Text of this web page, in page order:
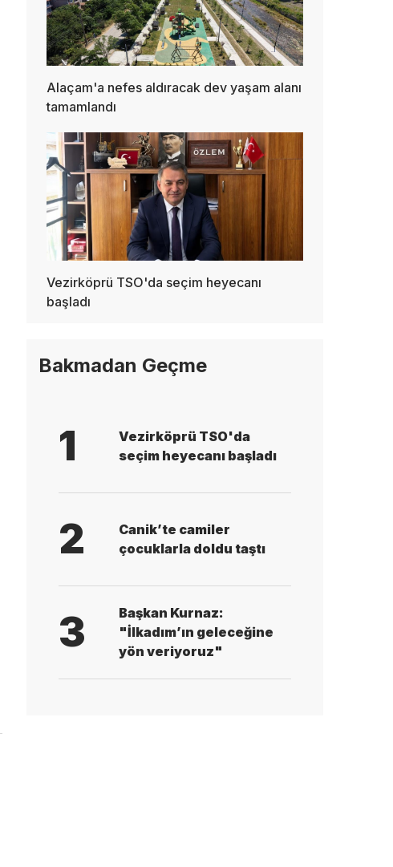
Alaçam'a nefes aldıracak dev yaşam alanı
tamamlandı
Vezirköprü TSO'da seçim heyecanı
başladı
Bakmadan Geçme
1
Vezirköprü TSO'da
seçim heyecanı başladı
2
Canik’te camiler
çocuklarla doldu taştı
3
Başkan Kurnaz:
"İlkadım’ın geleceğine
yön veriyoruz"